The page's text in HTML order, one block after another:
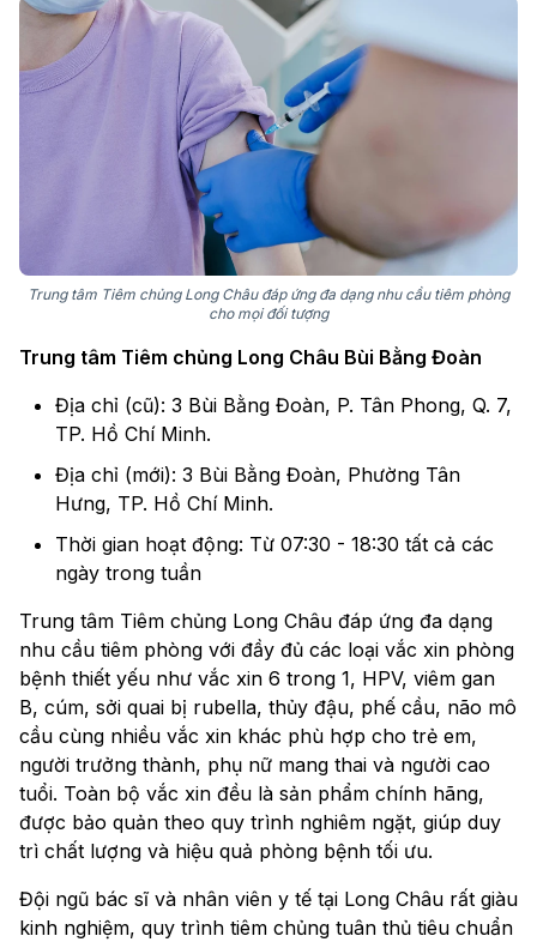
Trung tâm Tiêm chủng Long Châu đáp ứng đa dạng nhu cầu tiêm phòng
cho mọi đối tượng
Trung tâm Tiêm chủng Long Châu Bùi Bằng Đoàn
Địa chỉ (cũ): 3 Bùi Bằng Đoàn, P. Tân Phong, Q. 7,
TP. Hồ Chí Minh.
Địa chỉ (mới): 3 Bùi Bằng Đoàn, Phường Tân
Hưng, TP. Hồ Chí Minh.
Thời gian hoạt động: Từ 07:30 - 18:30 tất cả các
ngày trong tuần
Trung tâm Tiêm chủng Long Châu đáp ứng đa dạng
nhu cầu tiêm phòng với đầy đủ các loại vắc xin phòng
bệnh thiết yếu như vắc xin 6 trong 1, HPV, viêm gan
B, cúm, sởi quai bị rubella, thủy đậu, phế cầu, não mô
cầu cùng nhiều vắc xin khác phù hợp cho trẻ em,
người trưởng thành, phụ nữ mang thai và người cao
tuổi. Toàn bộ vắc xin đều là sản phẩm chính hãng,
được bảo quản theo quy trình nghiêm ngặt, giúp duy
trì chất lượng và hiệu quả phòng bệnh tối ưu.
Đội ngũ bác sĩ và nhân viên y tế tại Long Châu rất giàu
kinh nghiệm, quy trình tiêm chủng tuân thủ tiêu chuẩn